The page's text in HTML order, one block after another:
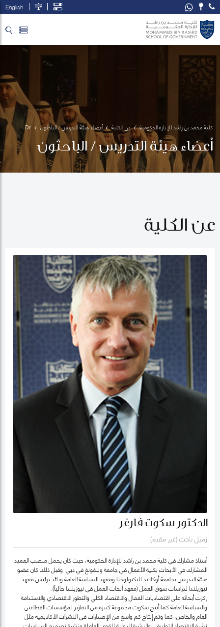
English
كلية محمد بن راشد للإدارة الحكومية عن الكلية أعضاء هيئة التدريس / الباحثون
Dr.
Scott
Fargher
أعضاء هيئة التدريس / الباحثون
عن الكلية
الدكتور سكوت فارغر
زميل باحث (غير مقيم)
أستاذ مشارك في كلية محمد بن راشد للإدارة الحكومية، حيث كان يحمل منصب العميد
المشارك في الأبحاث بكلية الأعمال في جامعة ولنغونغ في دبي. وقبل ذلك كان عضو
هيئة التدريس بجامعة أوكلاند للتكنولوجيا ومعهد السياسة العامة ونائب رئيس معهد
نيوزيلندا لدراسات سوق العمل (معهد أبحاث العمل في نيوزيلندا حالياً).
ركزت أبحاثه على اقتصاديات العمال والاقتصاد الكلي والتطور الاقتصادي والاستدامة
والسياسة العامة كما أنتج سكوت مجموعة كبيرة من التقارير لمؤسسات القطاعين
العام والخاص، كما وتم إنتاج كم واسع من الإصدارات في النشرات الأكاديمية مثل